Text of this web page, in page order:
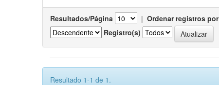
Resultados/Página | Ordenar registros por
Registro(s)
Resultado 1-1 de 1.